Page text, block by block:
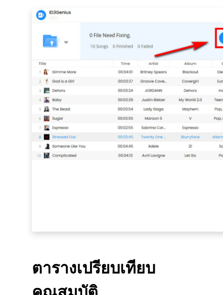
ตารางเปรียบเทียบ